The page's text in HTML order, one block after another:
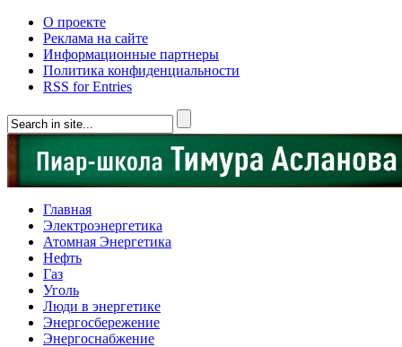
О проекте
Реклама на сайте
Информационные партнеры
Политика конфиденциальности
RSS for Entries
Главная
Электроэнергетика
Атомная Энергетика
Нефть
Газ
Уголь
Люди в энергетике
Энергосбережение
Энергоснабжение